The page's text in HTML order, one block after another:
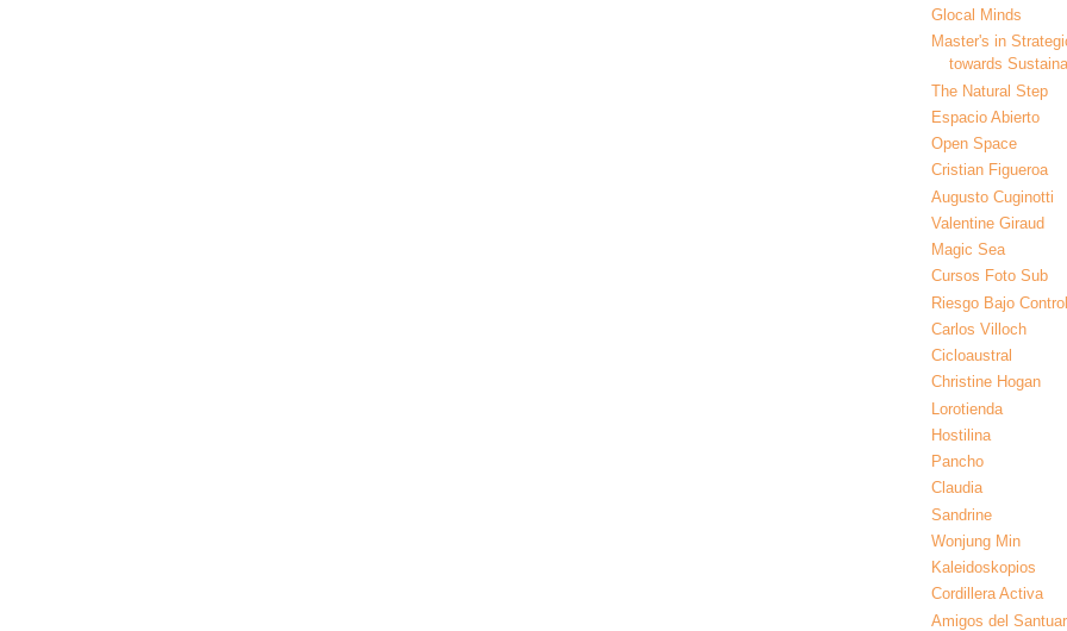
Glocal Minds
Master's in
towards
The Natural Step
Espacio Abierto
Open Space
Cristian Figueroa
Augusto Cuginotti
Valentine Giraud
Magic Sea
Cursos Foto Sub
Riesgo Bajo Control
Carlos Villoch
Cicloaustral
Christine Hogan
Lorotienda
Hostilina
Pancho
Claudia
Sandrine
Wonjung Min
Kaleidoskopios
Cordillera Activa
Amigos del